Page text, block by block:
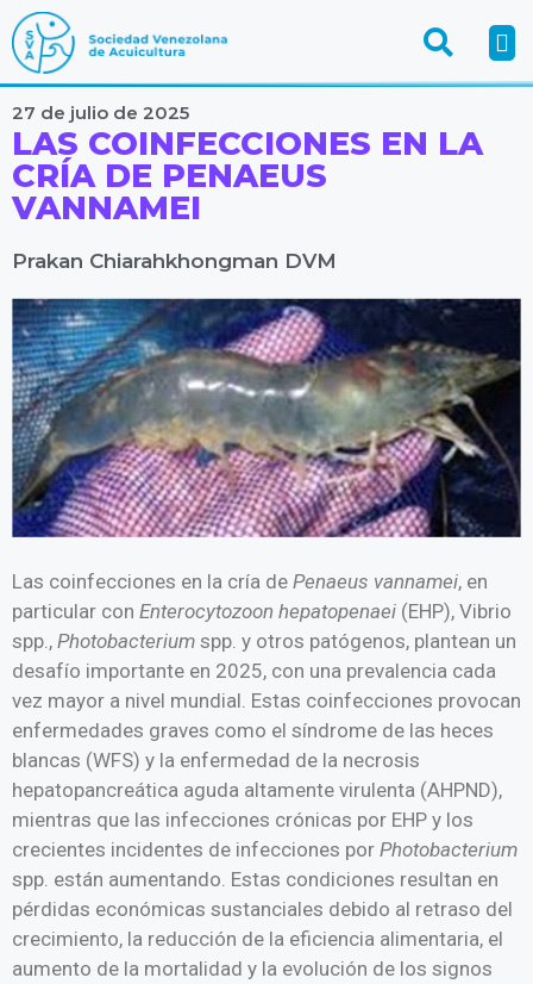
27 de julio de 2025
LAS COINFECCIONES EN LA
CRÍA DE PENAEUS
VANNAMEI
Prakan Chiarahkhongman DVM
Las coinfecciones en la cría de Penaeus vannamei, en
particular con Enterocytozoon hepatopenaei (EHP), Vibrio
spp., Photobacterium spp. y otros patógenos, plantean un
desafío importante en 2025, con una prevalencia cada
vez mayor a nivel mundial. Estas coinfecciones provocan
enfermedades graves como el síndrome de las heces
blancas (WFS) y la enfermedad de la necrosis
hepatopancreática aguda altamente virulenta (AHPND),
mientras que las infecciones crónicas por EHP y los
crecientes incidentes de infecciones por Photobacterium
spp. están aumentando. Estas condiciones resultan en
pérdidas económicas sustanciales debido al retraso del
crecimiento, la reducción de la eficiencia alimentaria, el
aumento de la mortalidad y la evolución de los signos